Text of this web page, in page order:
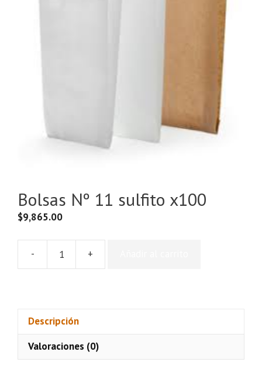
Bolsas Nº 11 sulfito x100
$9,865.00
-
cantidad
+
Descripción
Valoraciones (0)